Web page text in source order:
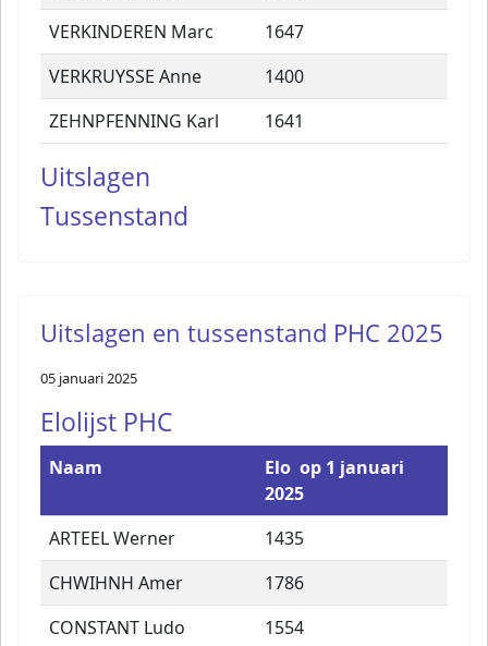
VERKINDEREN Marc
1647
VERKRUYSSE Anne
1400
ZEHNPFENNING Karl
1641
Uitslagen
Tussenstand
Uitslagen en tussenstand PHC 2025
05 januari 2025
Elolijst PHC
Naam
Elo op 1 januari
2025
ARTEEL Werner
1435
CHWIHNH Amer
1786
CONSTANT Ludo
1554